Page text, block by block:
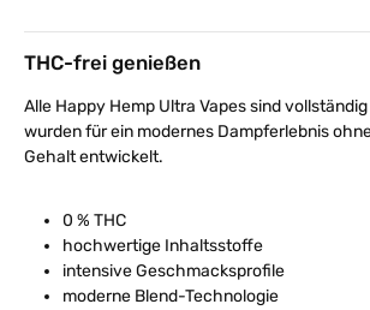
THC-frei genießen
Alle Happy Hemp Ultra Vapes sind
wurden für ein modernes Dampferlebnis
Gehalt entwickelt.
0 % THC
hochwertige Inhaltsstoffe
intensive Geschmacksprofile
moderne Blend-Technologie